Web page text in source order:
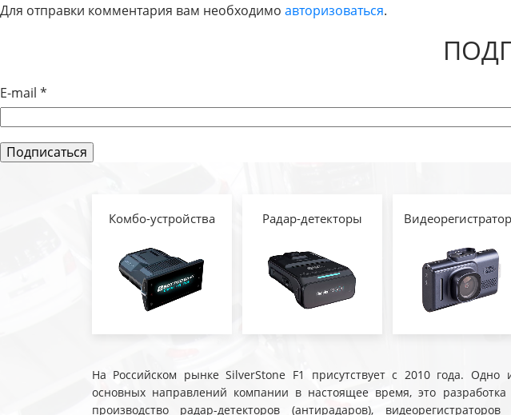
ПО
Для отправки комментария вам необходимо авторизоваться.
E-mail *
Комбо-устройства Радар-детекторы
На Российском рынке SilverStone F1 присутствует с 2010 года. Одно
основных направлений компании в настоящее время, это разработка
производство радар-детекторов (антирадаров),